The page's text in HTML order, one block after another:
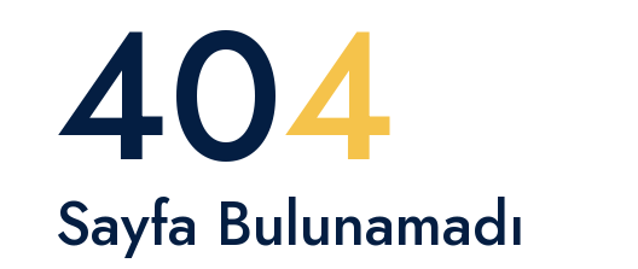
404
Sayfa Bulunamadı